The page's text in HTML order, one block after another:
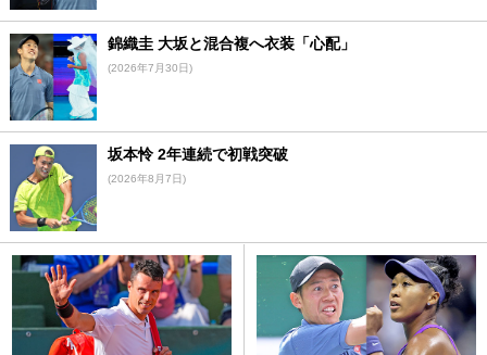
錦織圭 大坂と混合複へ衣装「心配」
(2026年7月30日)
坂本怜 2年連続で初戦突破
(2026年8月7日)